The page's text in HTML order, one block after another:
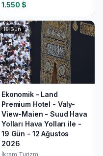
1.550 $
19Gün
Ekonomik - Land
Premium Hotel - Valy-
View-Maien - Suud Hava
Yolları Hava Yolları ile -
19 Gün - 12 Ağustos
2026
İkram Turizm